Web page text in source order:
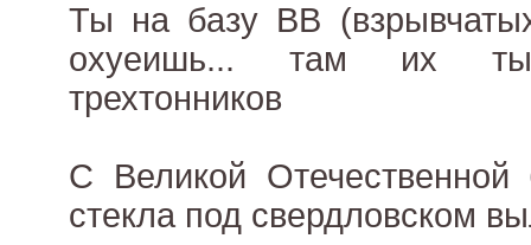
Ты на базу ВВ
охуеишь... там их
трехтонников
С Великой
стекла под свердловском